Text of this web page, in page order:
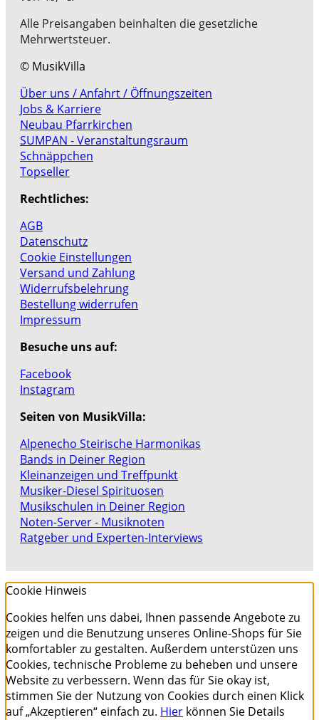
Alle Preisangaben beinhalten die gesetzliche
Mehrwertsteuer.
© MusikVilla
Über uns / Anfahrt / Öffnungszeiten
Jobs & Karriere
Neubau Pfarrkirchen
SUMPAN - Veranstaltungsraum
Schnäppchen
Topseller
Rechtliches:
AGB
Datenschutz
Cookie Einstellungen
Versand und Zahlung
Widerrufsbelehrung
Bestellung widerrufen
Impressum
Besuche uns auf:
Facebook
Instagram
Seiten von MusikVilla:
Alpenecho Steirische Harmonikas
Bands in Deiner Region
Kleinanzeigen und Treffpunkt
Musiker-Diesel Spirituosen
Musikschulen in Deiner Region
Noten-Server - Musiknoten
Ratgeber und Experten-Interviews
Cookie Hinweis
Cookies helfen uns dabei, Ihnen passende Angebote zu
zeigen und die Benutzung unseres Online-Shops für Sie
komfortabler zu gestalten. Außerdem unterstüzen uns
Cookies, technische Probleme zu beheben und unsere
Website zu verbessern. Wenn das für Sie okay ist,
stimmen Sie der Nutzung von Cookies durch einen Klick
auf „Akzeptieren“ einfach zu. Hier können Sie Details